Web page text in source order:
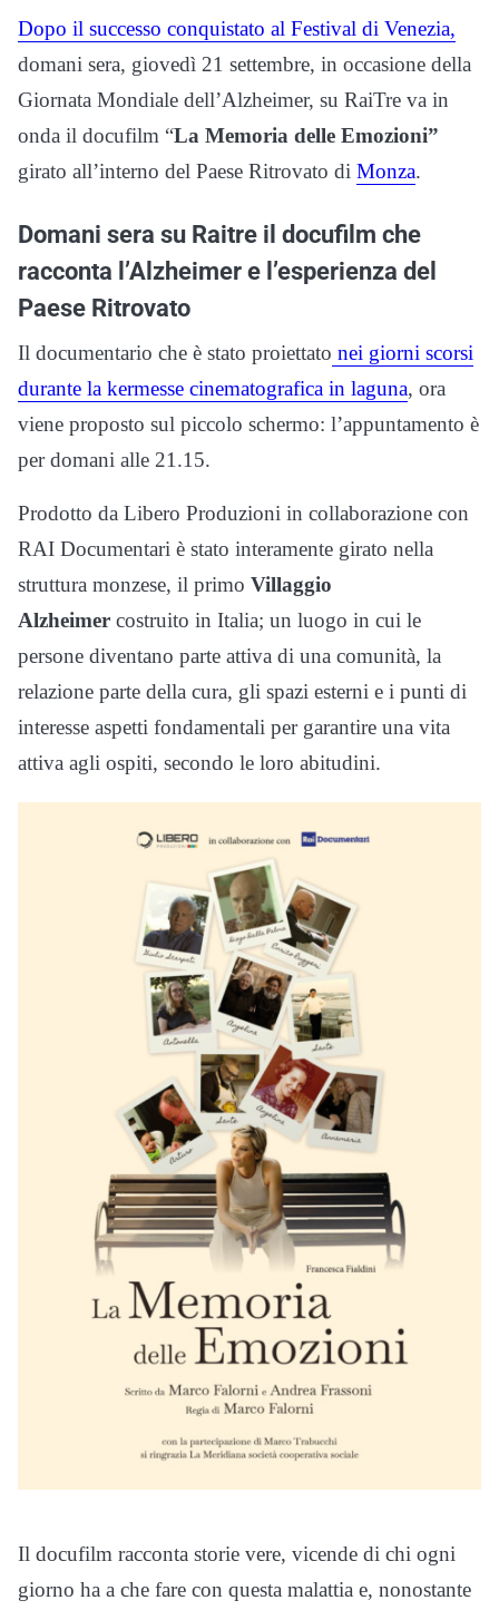
Dopo il successo conquistato al Festival di Venezia,
domani sera, giovedì 21 settembre, in occasione della
Giornata Mondiale dell’Alzheimer, su RaiTre va in
onda il docufilm “La Memoria delle Emozioni”
girato all’interno del Paese Ritrovato di Monza.
Domani sera su Raitre il docufilm che
racconta l’Alzheimer e l’esperienza del
Paese Ritrovato
Il documentario che è stato proiettato nei giorni scorsi
durante la kermesse cinematografica in laguna, ora
viene proposto sul piccolo schermo: l’appuntamento è
per domani alle 21.15.
Prodotto da Libero Produzioni in collaborazione con
RAI Documentari è stato interamente girato nella
struttura monzese, il primo Villaggio
Alzheimer costruito in Italia; un luogo in cui le
persone diventano parte attiva di una comunità, la
relazione parte della cura, gli spazi esterni e i punti di
interesse aspetti fondamentali per garantire una vita
attiva agli ospiti, secondo le loro abitudini.
Il docufilm racconta storie vere, vicende di chi ogni
giorno ha a che fare con questa malattia e, nonostante